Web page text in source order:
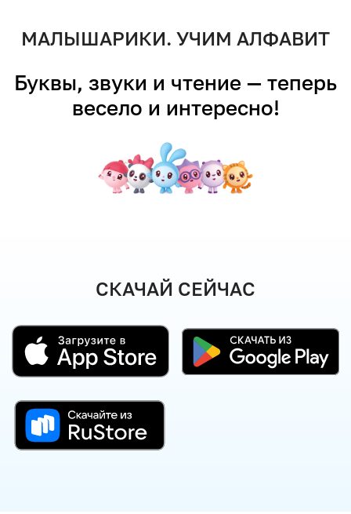
МАЛЫШАРИКИ. УЧИМ АЛФАВИТ
Буквы, звуки и чтение — теперь
весело и интересно!
СКАЧАЙ СЕЙЧАС